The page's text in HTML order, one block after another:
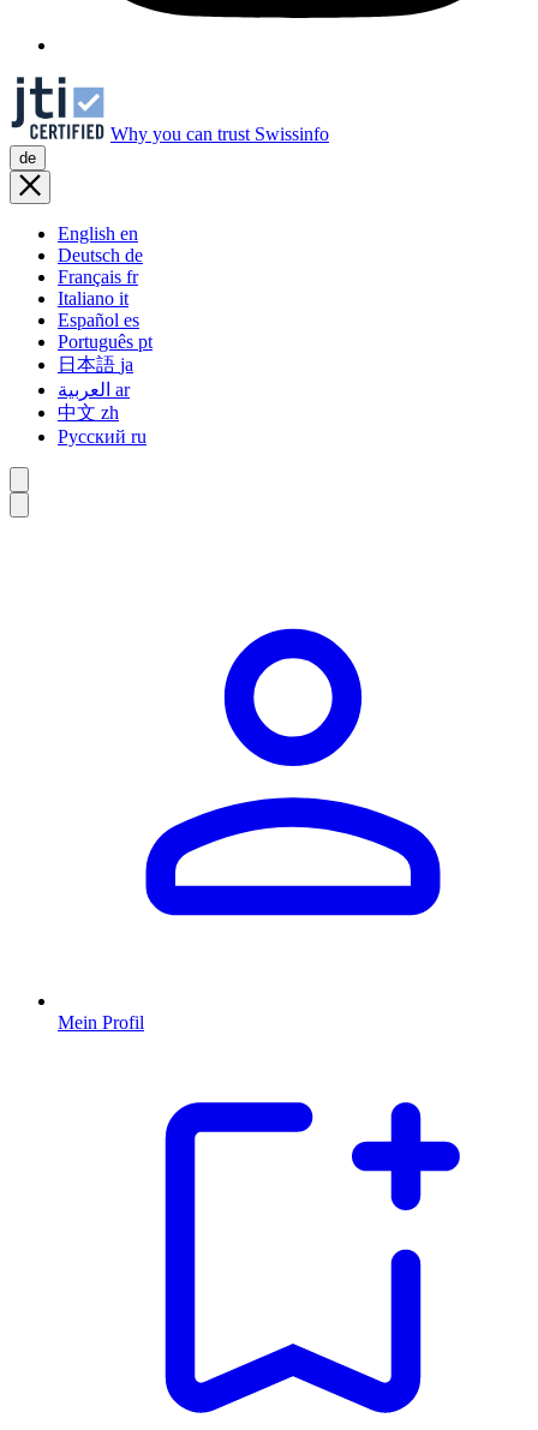
Why you can trust Swissinfo
de
English en
Deutsch de
Français fr
Italiano it
Español es
Português pt
日本語 ja
ar
中文 zh
Русский ru
Mein Profil